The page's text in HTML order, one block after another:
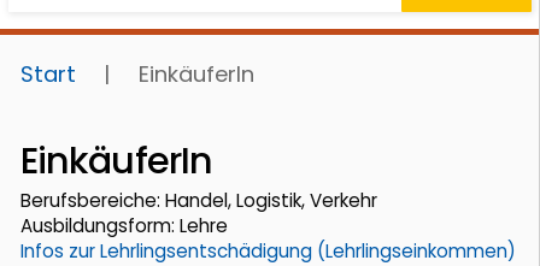
Start | EinkäuferIn
EinkäuferIn
Berufsbereiche: Handel, Logistik, Verkehr
Ausbildungsform: Lehre
Infos zur Lehrlingsentschädigung (Lehrlingseinkommen)